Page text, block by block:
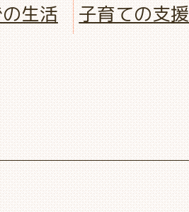
生活 子育ての支援